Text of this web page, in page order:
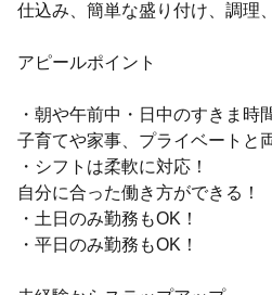
仕込み、簡単な盛り付け、調理
アピールポイント
・朝や午前中・日中のすきま時
子育てや家事、プライベートと
・シフトは柔軟に対応！
自分に合った働き方ができる！
・土日のみ勤務もOK！
・平日のみ勤務もOK！